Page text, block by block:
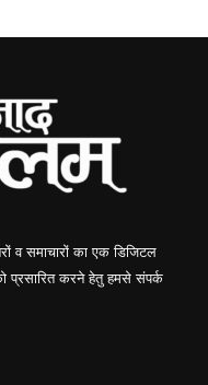
व समाचारों का एक डिजिटल
प्रसारित करने हेतु हमसे संपर्क